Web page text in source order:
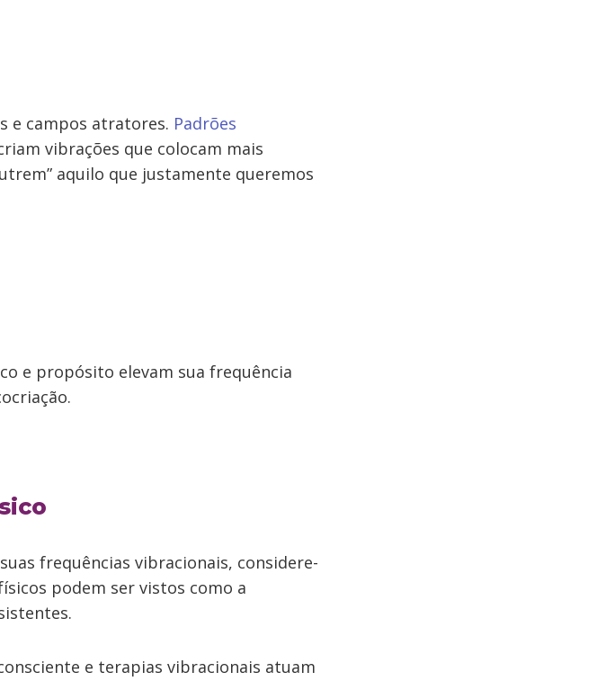
e campos atratores. Padrões
vibrações que colocam mais
aquilo que justamente queremos
e propósito elevam sua frequência
frequências vibracionais, considere-
podem ser vistos como a
e terapias vibracionais atuam